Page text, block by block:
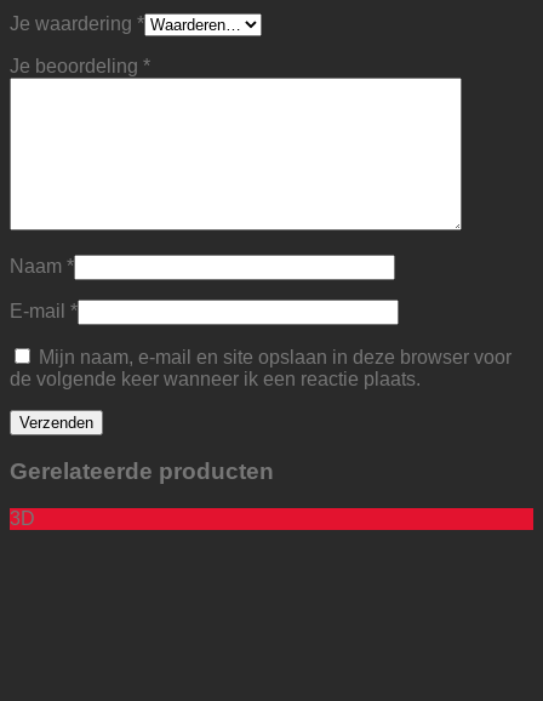
Je waardering *
Je beoordeling *
Naam *
E-mail *
Mijn naam, e-mail en site opslaan in deze browser voor
de volgende keer wanneer ik een reactie plaats.
Gerelateerde producten
3D